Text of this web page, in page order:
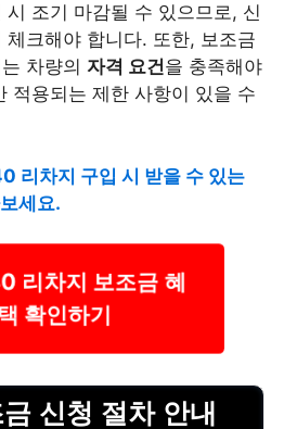
시 조기 마감될 수 있으므로, 신
체크해야 합니다. 또한, 보조금
차량의 자격 요건을 충족해야
적용되는 제한 사항이 있을 수
리차지 구입 시 받을 수 있는
세요.
차지 보조금 혜
택 확인하기
신청 절차 안내